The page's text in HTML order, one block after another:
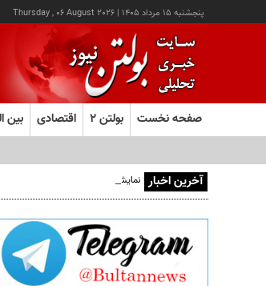
پنجشنبه ۱۵ مرداد ۱۴۰۵ |
Thursday , 06 August 2026
صفحه نخست بولتن ۲ اقتصادی بین
آخرین اخبار نمایشگاه صنایع‌دستی «از ریشه تا